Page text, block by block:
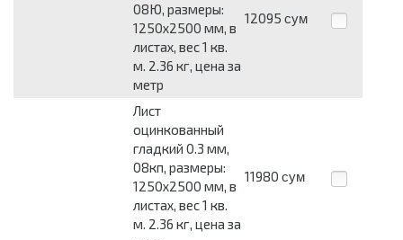
08Ю, размеры:
1250x2500 мм, в
листах, вес 1 кв.
м. 2.36 кг, цена за
метр
12095 сум
Лист
оцинкованный
гладкий 0.3 мм,
08кп, размеры:
1250x2500 мм, в
листах, вес 1 кв.
м. 2.36 кг, цена за
11980 сум